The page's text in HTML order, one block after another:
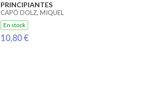
PRINCIPIANTES
CAPÓ DOLZ, MIQUEL
En stock
10,80 €